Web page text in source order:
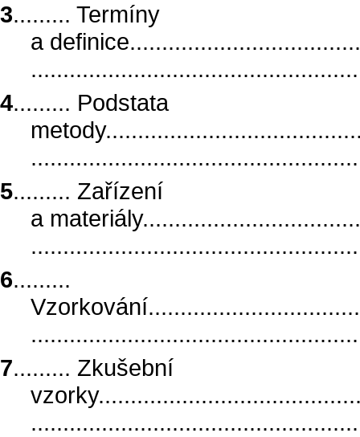
3......... Termíny
a
4......... Podstata
5......... Zařízení
a
6.........
7......... Zkušební